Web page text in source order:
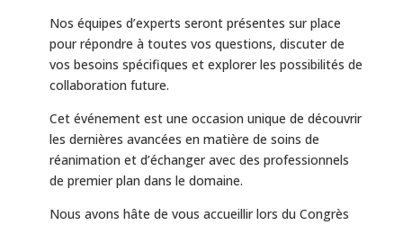
Nos équipes d’experts seront présentes sur place
pour répondre à toutes vos questions, discuter de
vos besoins spécifiques et explorer les possibilités de
collaboration future.
Cet événement est une occasion unique de découvrir
les dernières avancées en matière de soins de
réanimation et d’échanger avec des professionnels
de premier plan dans le domaine.
Nous avons hâte de vous accueillir lors du Congrès